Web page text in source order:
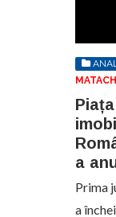
a
Prima
a